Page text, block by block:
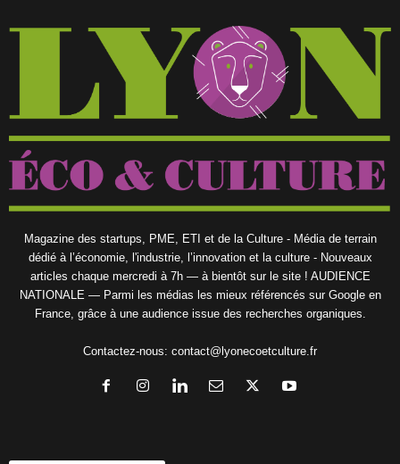
Magazine des startups, PME, ETI et de la Culture - Média de terrain
dédié à l’économie, l'industrie, l’innovation et la culture - Nouveaux
articles chaque mercredi à 7h — à bientôt sur le site ! AUDIENCE
NATIONALE — Parmi les médias les mieux référencés sur Google en
France, grâce à une audience issue des recherches organiques.
Contactez-nous: contact@lyonecoetculture.fr